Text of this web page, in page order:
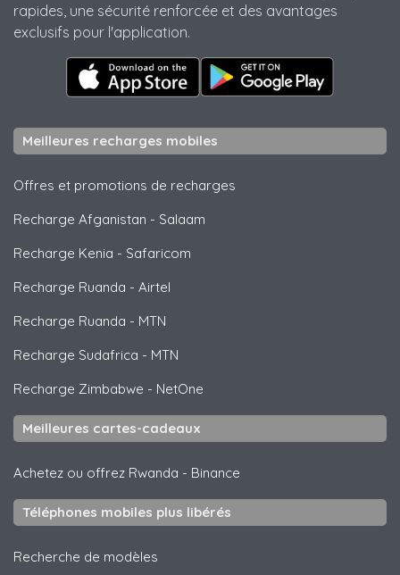
rapides, une sécurité renforcée et des avantages
exclusifs pour l'application.
Meilleures recharges mobiles
Offres et promotions de recharges
Recharge Afganistan - Salaam
Recharge Kenia - Safaricom
Recharge Ruanda - Airtel
Recharge Ruanda - MTN
Recharge Sudafrica - MTN
Recharge Zimbabwe - NetOne
Meilleures cartes-cadeaux
Achetez ou offrez Rwanda - Binance
Téléphones mobiles plus libérés
Recherche de modèles